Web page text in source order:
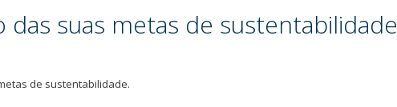
suas metas de sustentabilidade
de sustentabilidade.